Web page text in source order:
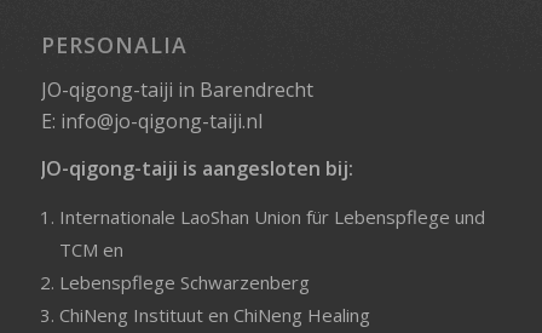
PERSONALIA
JO-qigong-taiji in Barendrecht
E: info@jo-qigong-taiji.nl
JO-qigong-taiji is aangesloten bij:
Internationale LaoShan Union für Lebenspflege und
TCM en
Lebenspflege Schwarzenberg
ChiNeng Instituuten ChiNeng Healing